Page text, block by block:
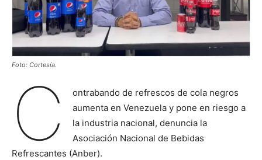
Foto: Cortesía.
C
ontrabando de refrescos de cola negros
aumenta en Venezuela y pone en riesgo a
la industria nacional, denuncia la
Asociación Nacional de Bebidas
Refrescantes (Anber).